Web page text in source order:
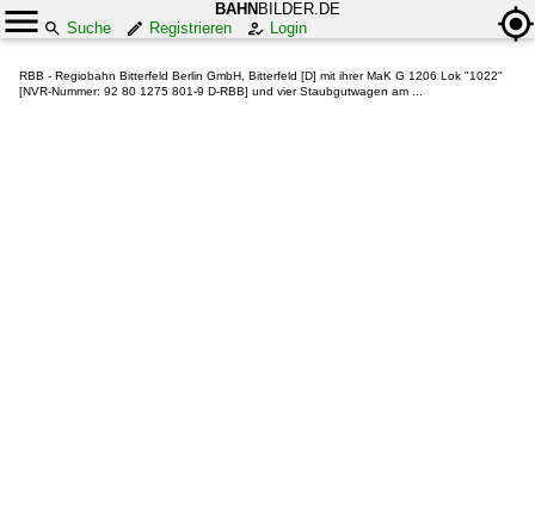
BAHN BILDER.DE
Suche
Registrieren Login
RBB - Regiobahn Bitterfeld Berlin GmbH, Bitterfeld [D] mit ihrer MaK G 1206 Lok "1022"
[NVR-Nummer: 92 80 1275 801-9 D-RBB] und vier Staubgutwagen am ...